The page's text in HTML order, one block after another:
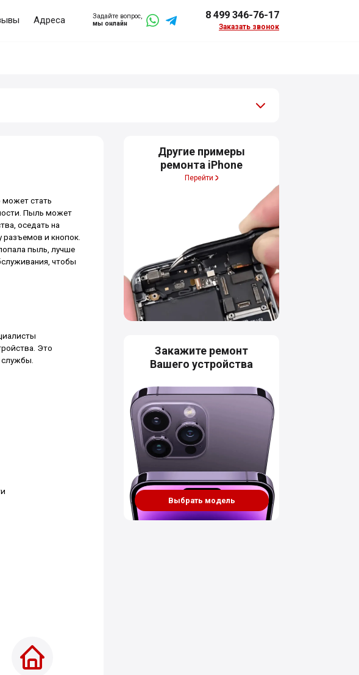
Адреса
Задайте вопрос,
мы онлайн
8 499 346-76-17
Заказать звонок
может стать
Пыль может
оседать на
разъемов и кнопок.
пыль, лучше
чтобы
Это
Другие примеры
ремонта iPhone
Перейти
Закажите ремонт
Вашего устройства
Выбрать модель